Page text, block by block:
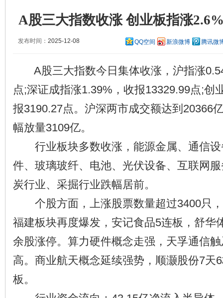
A股三大指数收涨 创业板指涨
发布时间： 2025-12-08 QQ空间 新浪微博 腾讯微
A股三大指数今日集体收涨，沪指涨
点;深证成指涨1.39%，收报13329.99点;创
报3190.27点。沪深两市成交额达到20366
幅放量3109亿。
行业板块多数收涨，能源金属、通信设
件、玻璃玻纤、电池、光伏设备、互联网
炭行业、采掘行业跌幅居前。
个股方面，上涨股票数量超过3400只，
福建板块再度爆发，安记食品5连板，舒华
余股涨停。算力硬件概念走强，天孚通信
高。商业航天概念延续强势，顺灏股份7天
板。